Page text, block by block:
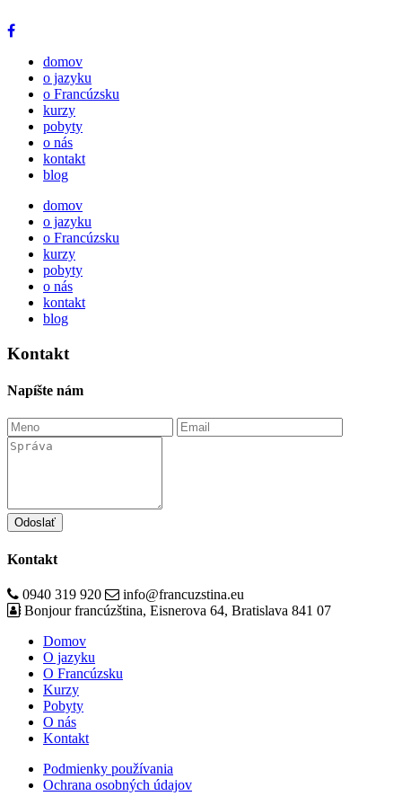
domov
o jazyku
o Francúzsku
kurzy
pobyty
o nás
kontakt
blog
domov
o jazyku
o Francúzsku
kurzy
pobyty
o nás
kontakt
blog
Kontakt
Napíšte nám
Odoslať
Kontakt
0940 319 920
info@francuzstina.eu
Bonjour francúzština, Eisnerova 64, Bratislava 841 07
Domov
O jazyku
O Francúzsku
Kurzy
Pobyty
O nás
Kontakt
Podmienky používania
Ochrana osobných údajov